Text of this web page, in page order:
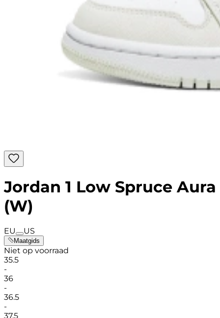
Jordan 1 Low Spruce Aura
(W)
EU US
Maatgids
Niet op voorraad
35.5
-
36
-
36.5
-
37.5